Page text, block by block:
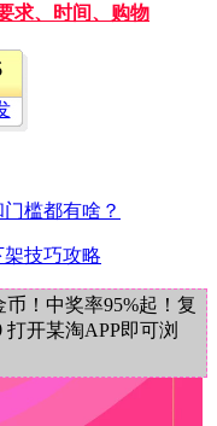
求、时间、购物
槛都有啥？
架技巧攻略
！中奖率95%起！复
打开某淘APP即可浏